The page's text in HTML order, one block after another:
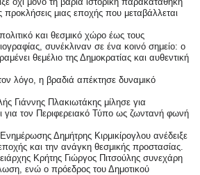
μιας εποχής που μεταβάλλεται
και θεσμικό χώρο έως τους
συνέκλιναν σε ένα κοινό σημείο: ο
θεμέλιο της Δημοκρατίας και αυθεντική
λόγο, η βραδιά απέκτησε δυναμικό
Γιάννης Πλακιωτάκης μίλησε για
τον Περιφερειακό Τύπο ως ζωντανή φωνή
Δημήτρης Κιρμικίρογλου ανέδειξε
και την ανάγκη θεσμικής προστασίας.
Κρήτης Γιώργος Πιτσούλης συνεχάρη
ενώ ο πρόεδρος του Δημοτικού